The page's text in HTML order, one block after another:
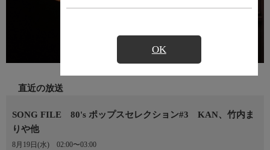
OK
直近の放送
SONG FILE 80's ポップスセレクション#3 KAN、竹内ま
りや他
8月19日(水) 02:00〜03:00